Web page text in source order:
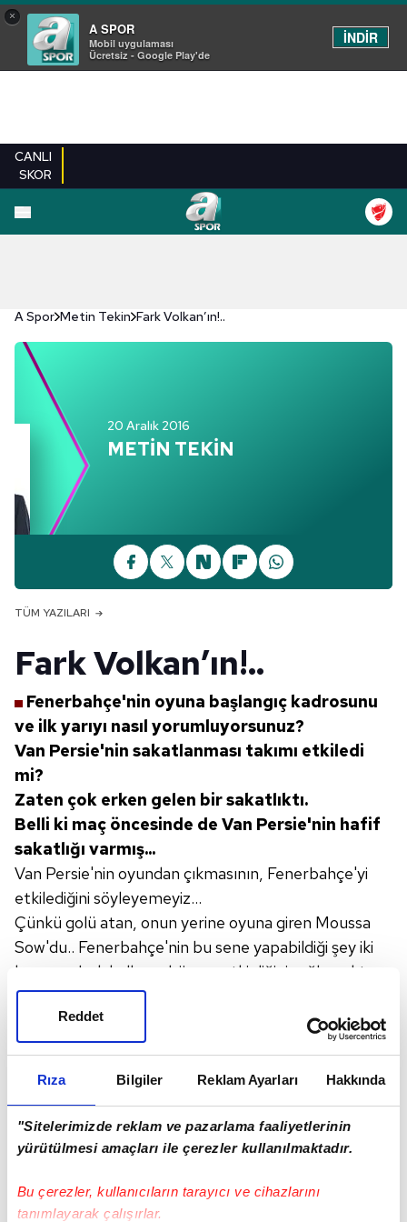
Rıza Bilgiler Reklam Ayarları Hakkında
"Sitelerimizde reklam ve pazarlama faaliyetlerinin
yürütülmesi amaçları ile çerezler kullanılmaktadır.
Bu çerezler, kullanıcıların tarayıcı ve cihazlarını
tanımlayarak çalışırlar.
Reddet
×
A SPOR
Mobil uygulaması
Ücretsiz - Google Play'de
İNDİR
CANLI
SKOR
A Spor Metin Tekin Fark Volkan’ın!..
20 Aralık 2016
METİN TEKİN
TÜM YAZILARI
Fark Volkan’ın!..
Fenerbahçe'nin oyuna başlangıç kadrosunu
ve ilk yarıyı nasıl yorumluyorsunuz?
Van Persie'nin sakatlanması takımı etkiledi
mi?
Zaten çok erken gelen bir sakatlıktı.
Belli ki maç öncesinde de Van Persie'nin hafif
sakatlığı varmış...
Van Persie'nin oyundan çıkmasının, Fenerbahçe'yi
etkilediğini söyleyemeyiz...
Çünkü golü atan, onun yerine oyuna giren Moussa
Sow'du.. Fenerbahçe'nin bu sene yapabildiği şey iki
kenarı çabuk kullanıp hücum etkinliğini sağlamaktı.
Yapamadıkları ise, Kadıköy'de bile
rağmen orta sahaya hakim
olmak ve set
oyunu oynamak.
Gençlerbirliği, set oyunlarında etkisiz kalan
Fenerbahçe karşısında, 'ileri gidebiliyorum, topu
ileride tutuyorum' dediği an kontratakla golü yedi...
Gençlerbirliği'ne bu kadar pozisyon
vermesininve mahkum